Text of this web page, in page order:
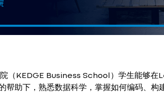
院（KEDGE Business School）学生能够
帮助下，熟悉数据科学，掌握如何编码、构